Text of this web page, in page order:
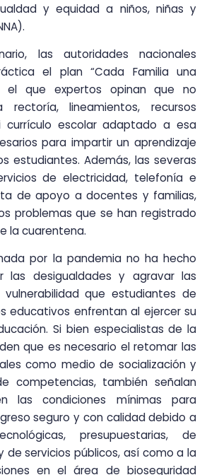
y equidad a niños, niñas y
las autoridades nacionales
el plan “Cada Familia una
el que expertos opinan que no
lineamientos, recursos
currículo escolar adaptado a esa
para impartir un aprendizaje
estudiantes. Además, las severas
de electricidad, telefonía e
de apoyo a docentes y familias,
problemas que se han registrado
la cuarentena.
por la pandemia no ha hecho
las desigualdades y agravar las
que estudiantes de
educativos enfrentan al ejercer su
Si bien especialistas de la
que es necesario el retomar las
como medio de socialización y
competencias, también señalan
las condiciones mínimas para
seguro y con calidad debido a
presupuestarias, de
de servicios públicos, así como a la
en el área de bioseguridad